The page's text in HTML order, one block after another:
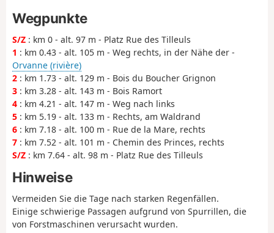
Wegpunkte
S/Z : km 0 - alt. 97 m - Platz Rue des Tilleuls
1 : km 0.43 - alt. 105 m - Weg rechts, in der Nähe der -
Orvanne (rivière)
2 : km 1.73 - alt. 129 m - Bois du Boucher Grignon
3 : km 3.28 - alt. 143 m - Bois Ramort
4 : km 4.21 - alt. 147 m - Weg nach links
5 : km 5.19 - alt. 133 m - Rechts, am Waldrand
6 : km 7.18 - alt. 100 m - Rue de la Mare, rechts
7 : km 7.52 - alt. 101 m - Chemin des Princes, rechts
S/Z : km 7.64 - alt. 98 m - Platz Rue des Tilleuls
Hinweise
Vermeiden Sie die Tage nach starken Regenfällen.
Einige schwierige Passagen aufgrund von Spurrillen, die
von Forstmaschinen verursacht wurden.